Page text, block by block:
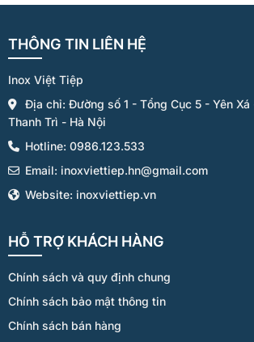
THÔNG TIN LIÊN HỆ
Inox Việt Tiệp
Địa chỉ: Đường số 1 - Tổng Cục 5 - Yên Xá
Thanh Trì - Hà Nội
Hotline: 0986.123.533
Email: inoxviettiep.hn@gmail.com
Website: inoxviettiep.vn
HỖ TRỢ KHÁCH HÀNG
Chính sách và quy định chung
Chính sách bảo mật thông tin
Chính sách bán hàng